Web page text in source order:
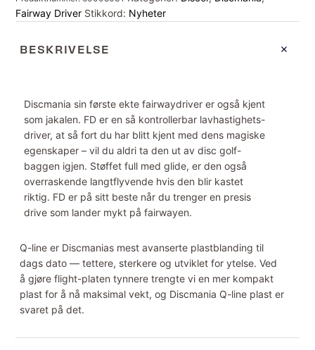
Fairway Driver Stikkord: Nyheter
BESKRIVELSE
Discmania sin første ekte fairwaydriver er også kjent
som jakalen. FD er en så kontrollerbar lavhastighets-
driver, at så fort du har blitt kjent med dens magiske
egenskaper – vil du aldri ta den ut av disc golf-
baggen igjen. Støffet full med glide, er den også
overraskende langtflyvende hvis den blir kastet
riktig. FD er på sitt beste når du trenger en presis
drive som lander mykt på fairwayen.
Q-line er Discmanias mest avanserte plastblanding til
dags dato — tettere, sterkere og utviklet for ytelse. Ved
å gjøre flight-platen tynnere trengte vi en mer kompakt
plast for å nå maksimal vekt, og Discmania Q-line plast er
svaret på det.